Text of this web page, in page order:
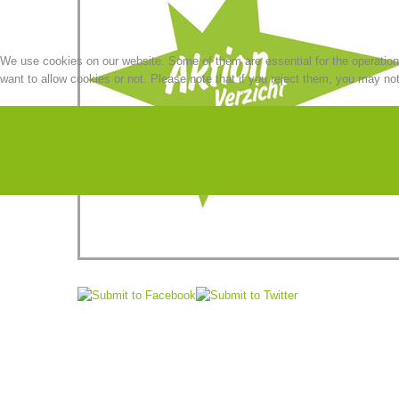
We use cookies on our website. Some of them are essential for the
want to allow cookies or not. Please note that if you reject them, you may